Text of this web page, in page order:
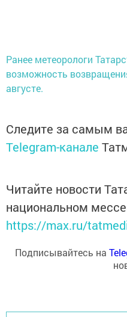
Ранее метеорологи
возможность
августе.
Следите за самым
Telegram-канале
Читайте новости
национальном
https://max.ru/
Подписывайтесь на